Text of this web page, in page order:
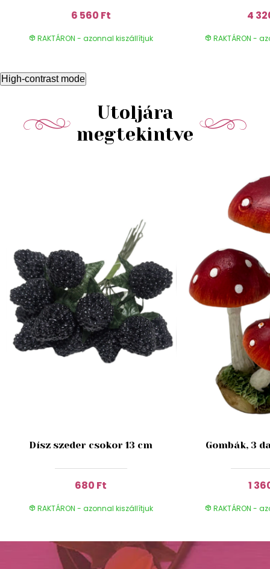
6 560 Ft
RAKTÁRON - azonnal kiszállítjuk
4
RAKTÁRON -
High-contrast mode
Utoljára
megtekintve
Dísz szeder csokor 13 cm
680 Ft
RAKTÁRON - azonnal kiszállítjuk
Gombák, 3
1
RAKTÁRON -